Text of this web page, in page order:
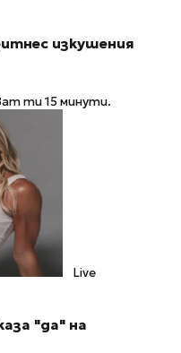
изкушения
ти 15 минути.
Live
"да" на